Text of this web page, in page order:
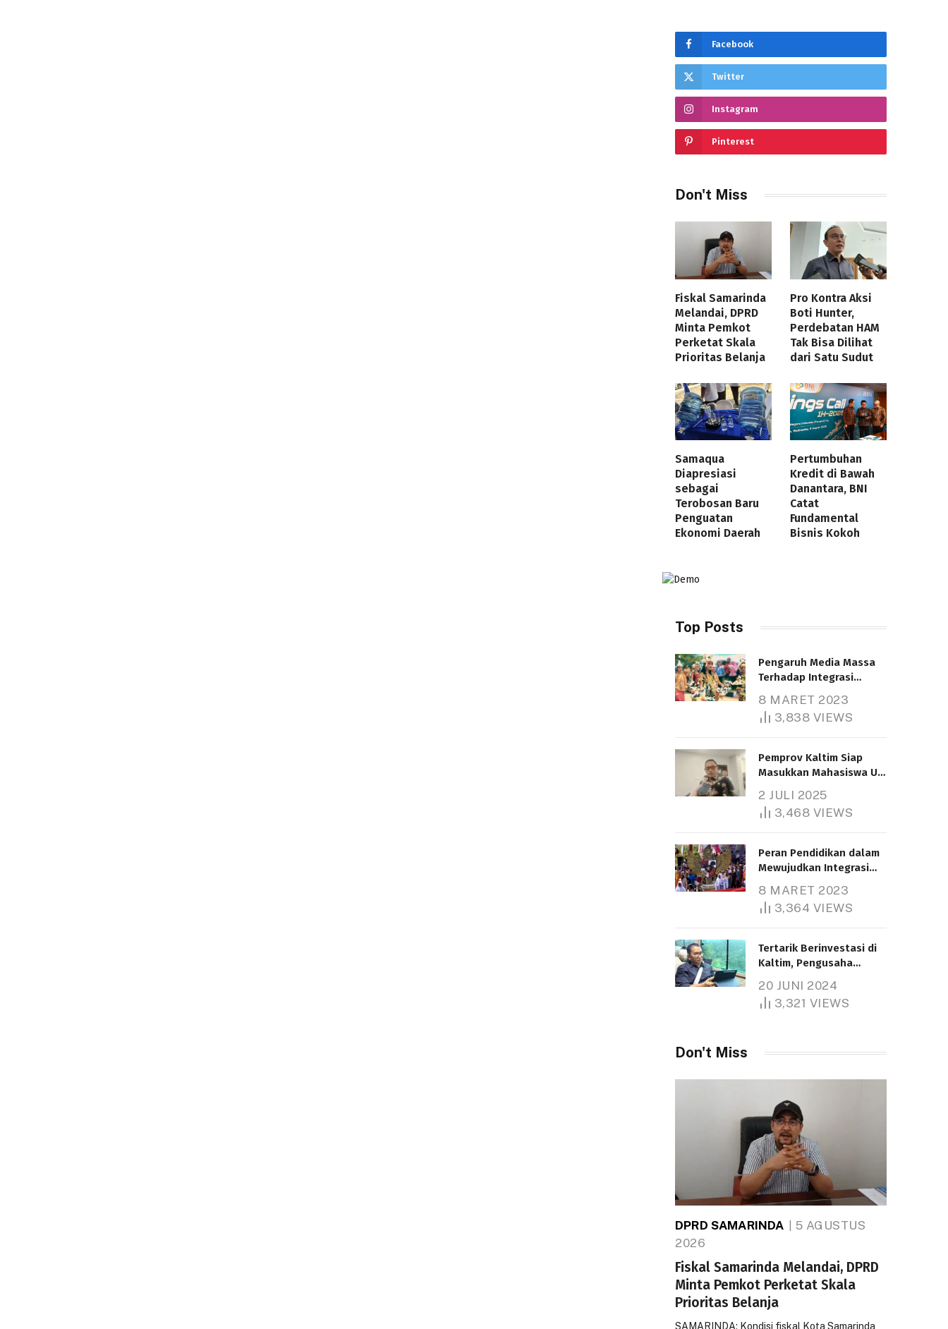
Facebook
Twitter
Instagram
Pinterest
Don't Miss
Fiskal Samarinda
Melandai, DPRD
Minta Pemkot
Perketat Skala
Prioritas Belanja
Pro Kontra Aksi
Boti Hunter,
Perdebatan HAM
Tak Bisa Dilihat
dari Satu Sudut
Samaqua
Diapresiasi
sebagai
Terobosan Baru
Penguatan
Ekonomi Daerah
Pertumbuhan
Kredit di Bawah
Danantara, BNI
Catat
Fundamental
Bisnis Kokoh
Top Posts
Pengaruh Media Massa
Terhadap Integrasi
8 MARET 2023
3,838 VIEWS
Pemprov Kaltim Siap
Masukkan Mahasiswa UT
Bantuan Pendidikan
Gratispol
2 JULI 2025
3,468 VIEWS
Peran Pendidikan dalam
Mewujudkan Integrasi
8 MARET 2023
3,364 VIEWS
Tertarik Berinvestasi di
Kaltim, Pengusaha
1.000 Hektare
20 JUNI 2024
3,321 VIEWS
Don't Miss
DPRD SAMARINDA
5 AGUSTUS
2026
Fiskal Samarinda Melandai, DPRD
Minta Pemkot Perketat Skala
Prioritas Belanja
SAMARINDA: Kondisi fiskal Kota Samarinda